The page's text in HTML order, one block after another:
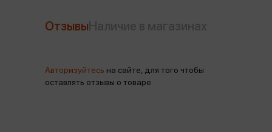
Отзывы
Авторизуйтесь на сайте, для того чтобы
оставлять отзывы о товаре.